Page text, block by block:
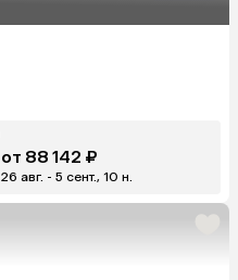
от 88 142 ₽
26 авг. - 5 сент., 10 н.